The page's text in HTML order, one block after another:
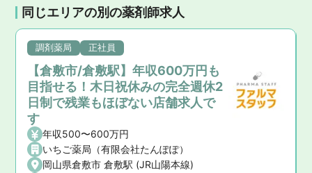
同じエリアの別の薬剤師求人
調剤薬局 正社員
【倉敷市/倉敷駅】年収600万円も
目指せる！木日祝休みの完全週休2
日制で残業もほぼない店舗求人で
す
年収500〜600万円
いちご薬局（有限会社たんぽぽ）
岡山県倉敷市 倉敷駅 (JR山陽本線)